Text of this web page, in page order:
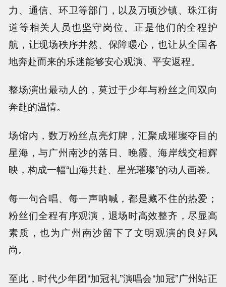
力、通信、环卫等部门，以及万顷沙镇、珠江街
道等相关人员也坚守岗位。正是他们的全程护
航，让现场秩序井然、保障暖心，也让从全国各
地奔赴而来的乐迷能够安心观演、平安返程。
整场演出最动人的，莫过于少年与粉丝之间双向
奔赴的温情。
场馆内，数万粉丝点亮灯牌，汇聚成璀璨夺目的
星海，与广州南沙的落日、晚霞、海岸线交相辉
映，构成一幅“山海共赴、星光璀璨”的动人画卷。
每一句合唱、每一声呐喊，都是藏不住的热爱；
粉丝们全程有序观演，退场时高效整齐，尽显高
素质，也为广州南沙留下了文明观演的良好风
尚。
至此，时代少年团“加冠礼”演唱会“加冠”广州站正